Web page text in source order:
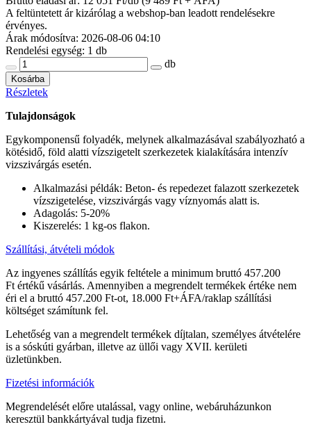
A feltüntetett ár kizárólag a webshop-ban leadott rendelésekre
érvényes.
Árak módosítva: 2026-08-06 04:10
Rendelési egység: 1 db
db
Kosárba
Részletek
Tulajdonságok
Egykomponensű folyadék, melynek alkalmazásával szabályozható a
kötésidő, föld alatti vízszigetelt szerkezetek kialakítására intenzív
vizszivárgás esetén.
Alkalmazási példák: Beton- és repedezet falazott szerkezetek
vízszigetelése, vizszivárgás vagy víznyomás alatt is.
Adagolás: 5-20%
Kiszerelés: 1 kg-os flakon.
Szállítási, átvételi módok
Az ingyenes szállítás egyik feltétele a minimum bruttó 457.200
Ft értékű vásárlás. Amennyiben a megrendelt termékek értéke nem
éri el a bruttó 457.200 Ft-ot, 18.000 Ft+ÁFA/raklap szállítási
költséget számítunk fel.
Lehetőség van a megrendelt termékek díjtalan, személyes átvételére
is a sóskúti gyárban, illetve az üllői vagy XVII. kerületi
üzletünkben.
Fizetési információk
Megrendelését előre utalással, vagy online, webáruházunkon
keresztül bankkártyával tudja fizetni.